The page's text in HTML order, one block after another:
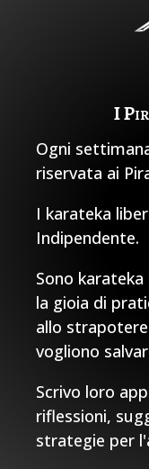
I
Ogni
riservata ai
I karateka
Indipendente.
Sono
la gioia di
allo
vogliono
Scrivo loro
riflessioni,
strategie per